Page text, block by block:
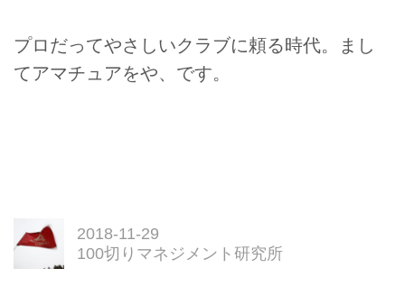
プロだってやさしいクラブに頼る時代。まし
てアマチュアをや、です。
2018-11-29
100切りマネジメント研究所